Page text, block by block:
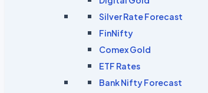
Silver Rate Forecast
FinNifty
Comex Gold
ETF Rates
Bank Nifty Forecast